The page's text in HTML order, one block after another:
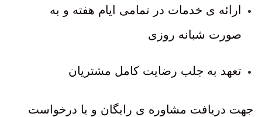
ارائه ی خدمات در تمامی ایام هفته و به
صورت شبانه روزی
تعهد به جلب رضایت کامل مشتریان
جهت دریافت مشاوره ی رایگان و یا درخواست